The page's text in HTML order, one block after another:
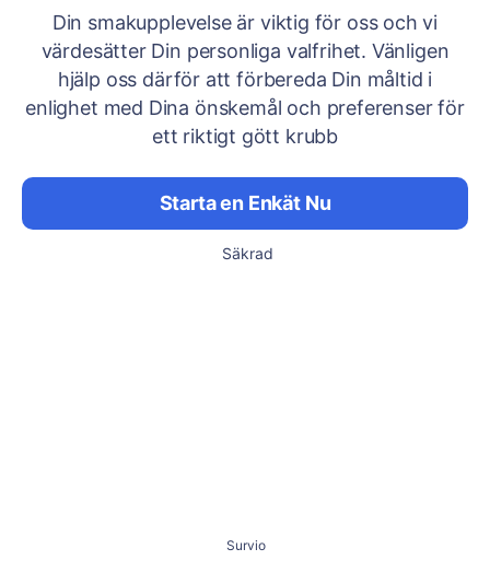
Din smakupplevelse är viktig för oss och vi
värdesätter Din personliga valfrihet. Vänligen
hjälp oss därför att förbereda Din måltid i
enlighet med Dina önskemål och preferenser för
ett riktigt gött krubb
Starta en Enkät Nu
Säkrad
Survio